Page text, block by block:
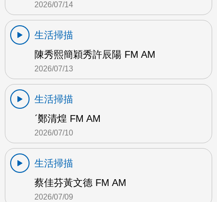
2026/07/14
生活掃描
陳秀熙簡穎秀許辰陽 FM AM
2026/07/13
生活掃描
ˊ鄭清煌 FM AM
2026/07/10
生活掃描
蔡佳芬黃文德 FM AM
2026/07/09